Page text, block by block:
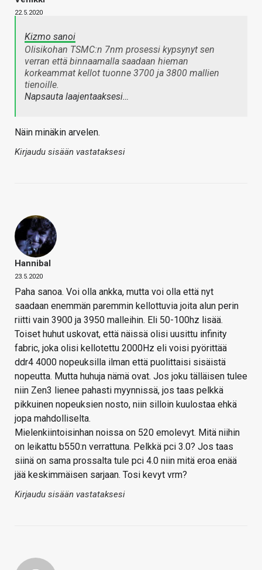
22.5.2020
Kizmo sanoi
Olisikohan TSMC:n 7nm prosessi kypsynyt sen
verran että binnaamalla saadaan hieman
korkeammat kellot tuonne 3700 ja 3800 mallien
tienoille.
Napsauta laajentaaksesi…
Näin minäkin arvelen.
Kirjaudu sisään vastataksesi
Hannibal
23.5.2020
Paha sanoa. Voi olla ankka, mutta voi olla että nyt
saadaan enemmän paremmin kellottuvia joita alun perin
riitti vain 3900 ja 3950 malleihin. Eli 50-100hz lisää.
Toiset huhut uskovat, että näissä olisi uusittu infinity
fabric, joka olisi kellotettu 2000Hz eli voisi pyörittää
ddr4 4000 nopeuksilla ilman että puolittaisi sisäistä
nopeutta. Mutta huhuja nämä ovat. Jos joku tälläisen tulee
niin Zen3 lienee pahasti myynnissä, jos taas pelkkä
pikkuinen nopeuksien nosto, niin silloin kuulostaa ehkä
jopa mahdolliselta.
Mielenkiintoisinhan noissa on 520 emolevyt. Mitä niihin
on leikattu b550:n verrattuna. Pelkkä pci 3.0? Jos taas
siinä on sama prossalta tule pci 4.0 niin mitä eroa enää
jää keskimmäisen sarjaan. Tosi kevyt vrm?
Kirjaudu sisään vastataksesi